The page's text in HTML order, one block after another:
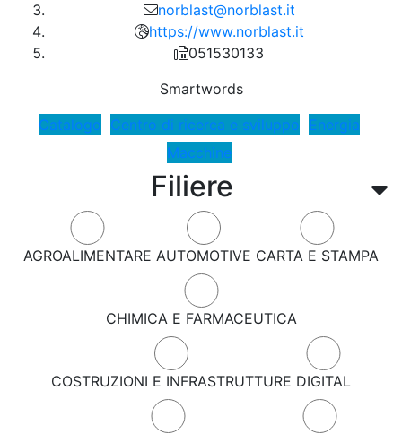
Filiere
AGROALIMENTARE AUTOMOTIVE CARTA E STAMPA
CHIMICA E FARMACEUTICA
COSTRUZIONI E INFRASTRUTTURE DIGITAL
norblast@norblast.it
https://www.norblast.it
051530133
Smartwords
Catalogo Centro di ricerca e sviluppo Energia
Macchine